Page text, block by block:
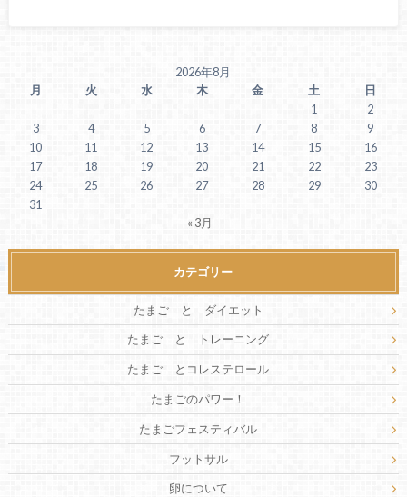
2026年8月
月
火 水 木 金 土
日
1
2
3
4 5 6 7 8
9
10
11 12 13 14 15
16
17
18 19 20 21 22
23
24
25 26 27 28 29
30
31
« 3月
カテゴリー
たまご と ダイエット
たまご と トレーニング
たまご とコレステロール
たまごのパワー！
たまごフェスティバル
フットサル
卵について